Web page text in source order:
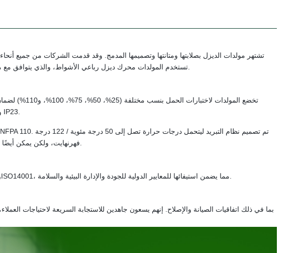
تشتهر مولدات الديزل بصلابتها ومتانتها وتصميمها المدمج. وقد قدمت الشركات من جميع
تخضع المولدات
وطاقة الإخراج وهو معروف بكفاءته العالية ومستوى الحماية IP23.
بما في ذلك اتفاقيات الصيانة والإصلاح. إنهم يسعون جاهدين للاستجابة السريعة لاحتياجات